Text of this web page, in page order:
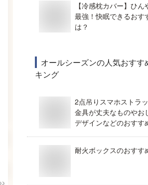
>>
【冷感枕カバー】ひん
最強！快眠できるおす
は？
オールシーズンの人気おすす
キング
2点吊りスマホストラッ
金具が丈夫なものやお
デザインなどのおすす
耐火ボックスのおすす